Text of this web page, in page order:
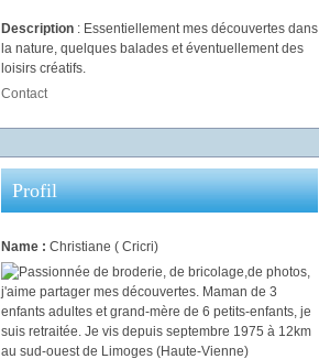
Description : Essentiellement mes découvertes dans
la nature, quelques balades et éventuellement des
loisirs créatifs.
Contact
Profil
Name : Christiane ( Cricri)